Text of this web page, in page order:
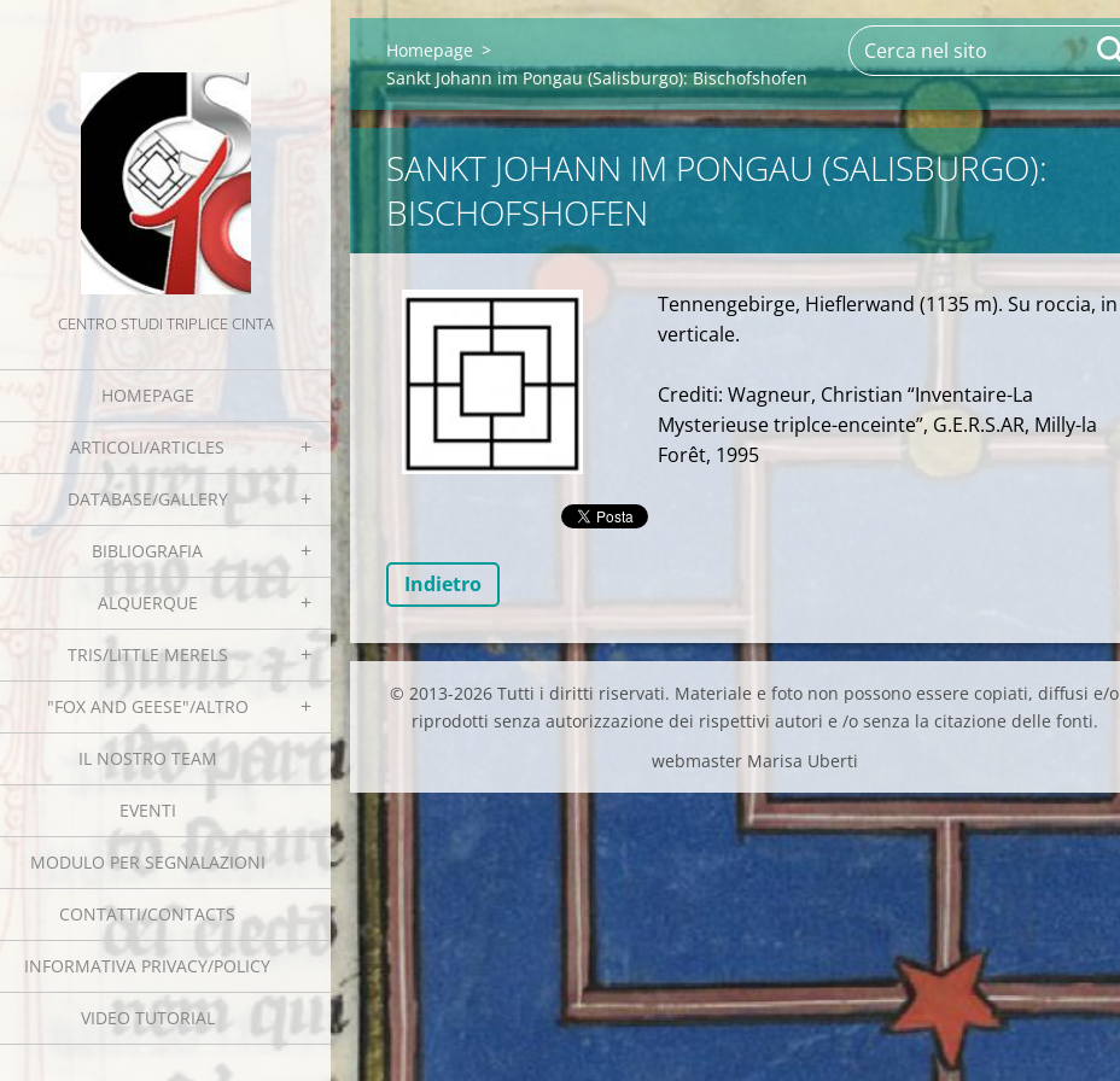
CENTRO STUDI TRIPLICE CINTA
HOMEPAGE
ARTICOLI/ARTICLES
DATABASE/GALLERY
BIBLIOGRAFIA
ALQUERQUE
TRIS/LITTLE MERELS
"FOX AND GEESE"/ALTRO
IL NOSTRO TEAM
EVENTI
MODULO PER SEGNALAZIONI
CONTATTI/CONTACTS
INFORMATIVA PRIVACY/POLICY
VIDEO TUTORIAL
Homepage >
Sankt Johann im Pongau (Salisburgo): Bischofshofen
SANKT JOHANN IM PONGAU (SALISBURGO):
BISCHOFSHOFEN
Tennengebirge, Hieflerwand (1135 m). Su roccia, in
verticale.
Crediti: Wagneur, Christian “Inventaire-La
Mysterieuse triplce-enceinte”, G.E.R.S.AR, Milly-la
Forêt, 1995
Indietro
© 2013-2026 Tutti i diritti riservati. Materiale e foto non possono essere copiati, diffusi e/o
riprodotti senza autorizzazione dei rispettivi autori e /o senza la citazione delle fonti.
webmaster Marisa Uberti